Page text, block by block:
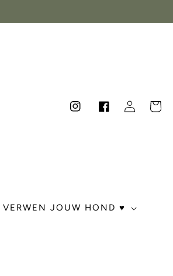
VERWEN JOUW HOND ♥️
InstagramFacebook
Inloggen